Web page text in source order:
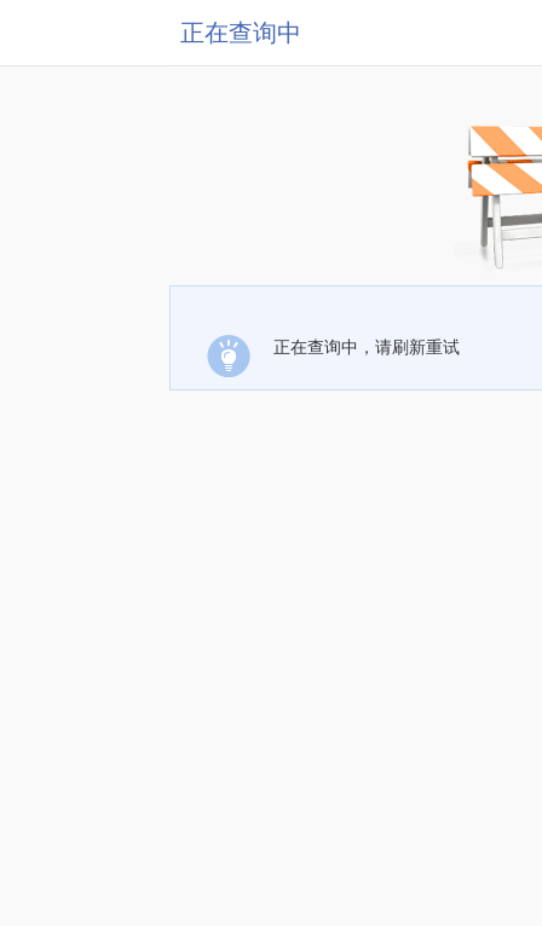
正在查询中
正在查询中，请刷新重试